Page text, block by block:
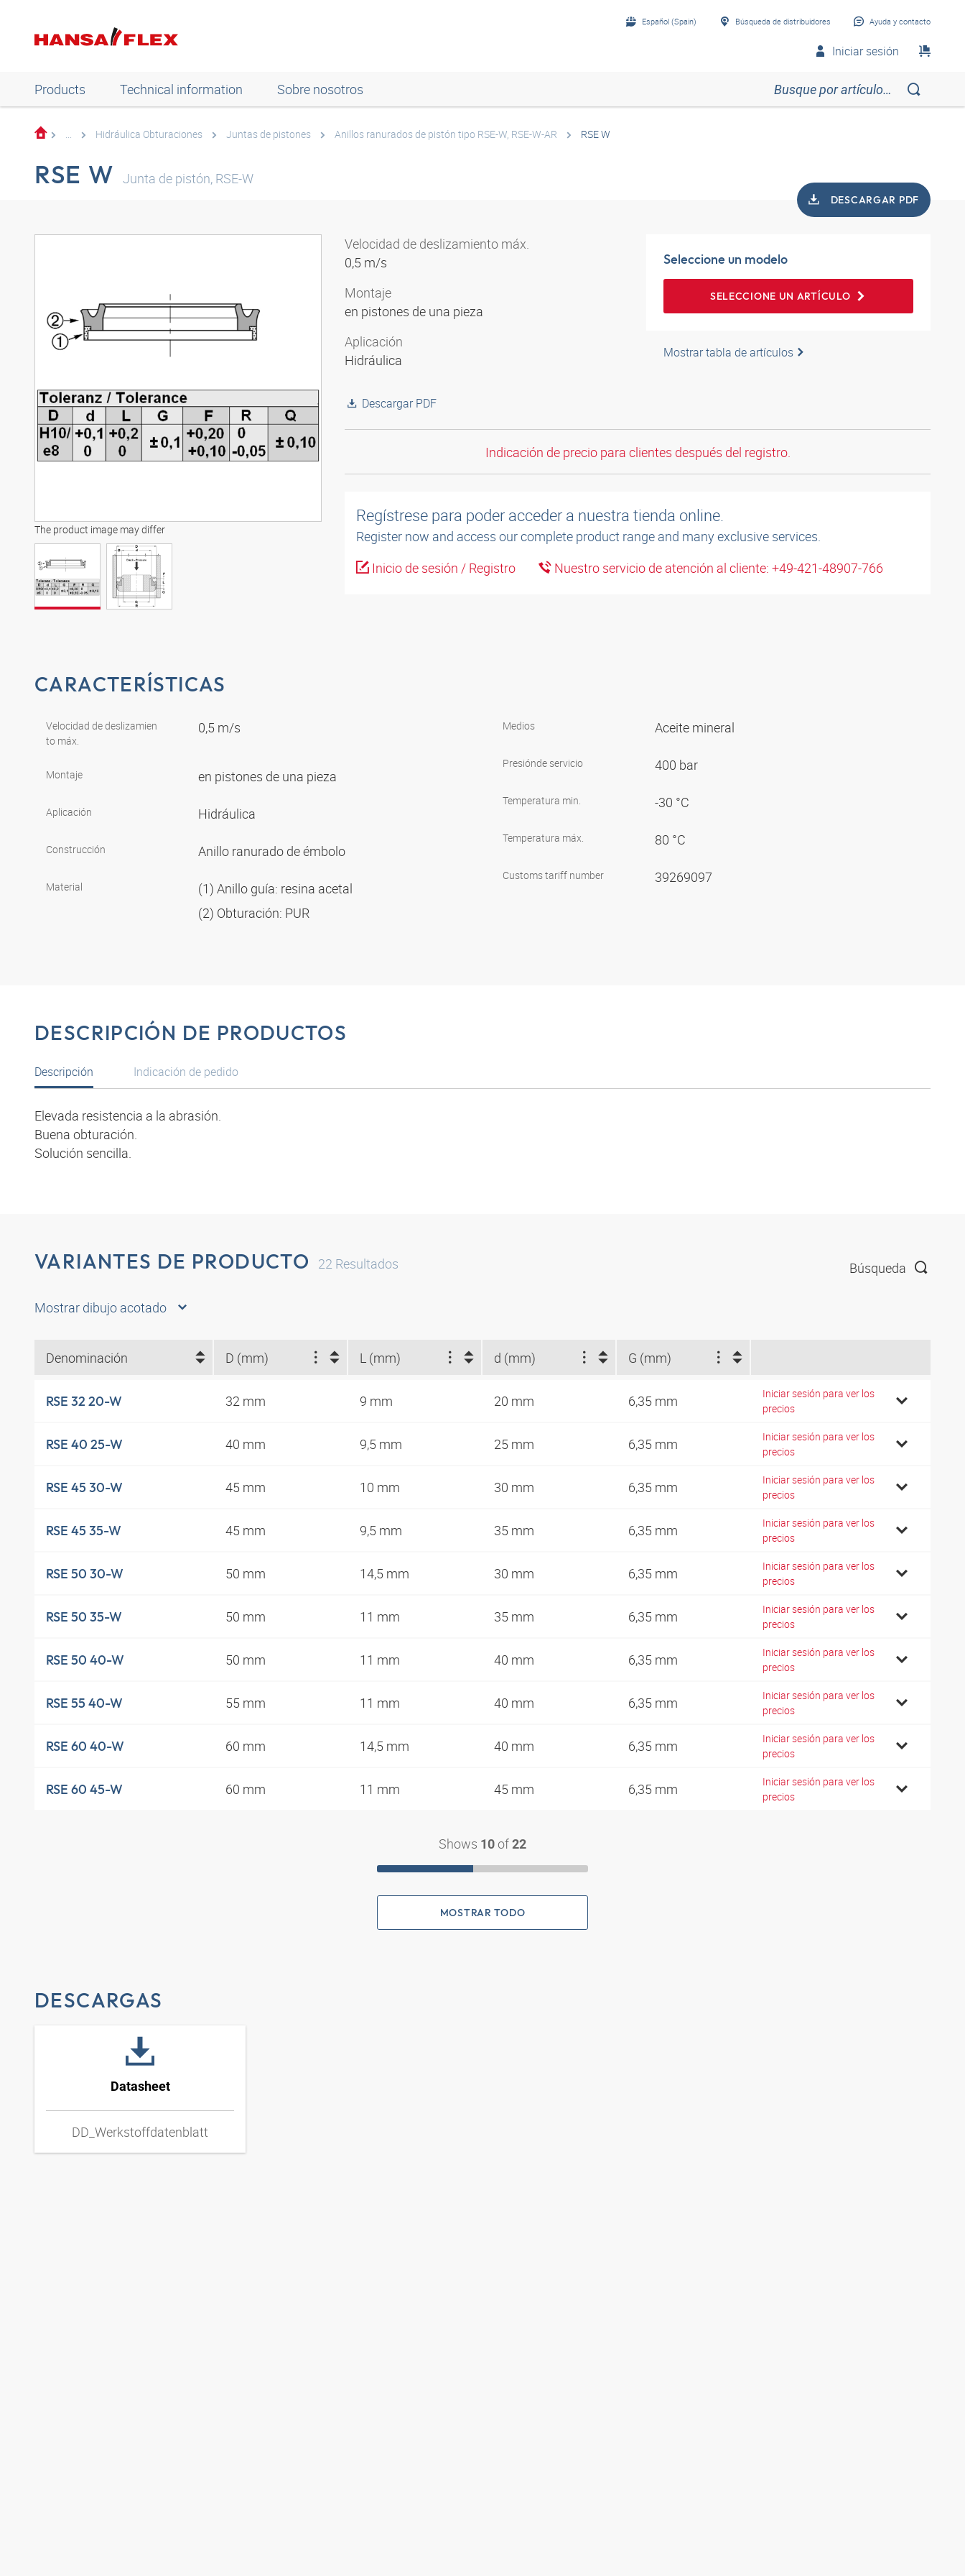
Español (Spain) Búsqueda de distribuidores Ayuda y contacto
Iniciar sesión
Products Technical information Sobre nosotros
... Hidráulica Obturaciones Juntas de pistones Anillos ranurados de pistón tipo RSE-W, RSE-W-AR RSE W
RSE W Junta de pistón, RSE-W
DESCARGAR PDF
The product image may differ
Velocidad de deslizamiento máx.
0,5 m/s
Montaje
en pistones de una pieza
Aplicación
Hidráulica
Descargar PDF
Seleccione un modelo
SELECCIONE UN ARTÍCULO
Mostrar tabla de artículos
Indicación de precio para clientes después del registro.
Regístrese para poder acceder a nuestra tienda online.
Register now and access our complete product range and many exclusive services.
Inicio de sesión / Registro
Nuestro servicio de atención al cliente: +49-421-48907-766
CARACTERÍSTICAS
Velocidad de deslizamien
to máx.
0,5 m/s
Montaje en pistones de una pieza
Aplicación Hidráulica
Construcción Anillo ranurado de émbolo
Material
(1) Anillo guía: resina acetal
(2) Obturación: PUR
Medios Aceite mineral
Presiónde servicio 400 bar
Temperatura min. -30 °C
Temperatura máx. 80 °C
Customs tariff number 39269097
DESCRIPCIÓN DE PRODUCTOS
Descripción
Elevada resistencia a la abrasión.
Buena obturación.
Solución sencilla.
Indicación de pedido
VARIANTES DE PRODUCTO 22 Resultados Búsqueda
Mostrar dibujo acotado
Denominación D (mm) L (mm) d (mm) G (mm)
RSE 32 20-W 32 mm 9 mm 20 mm 6,35 mm
Iniciar sesión para ver los
precios
RSE 40 25-W 40 mm 9,5 mm 25 mm 6,35 mm
Iniciar sesión para ver los
precios
RSE 45 30-W 45 mm 10 mm 30 mm 6,35 mm
Iniciar sesión para ver los
precios
RSE 45 35-W 45 mm 9,5 mm 35 mm 6,35 mm
Iniciar sesión para ver los
precios
RSE 50 30-W 50 mm 14,5 mm 30 mm 6,35 mm
Iniciar sesión para ver los
precios
RSE 50 35-W 50 mm 11 mm 35 mm 6,35 mm
Iniciar sesión para ver los
precios
RSE 50 40-W 50 mm 11 mm 40 mm 6,35 mm
Iniciar sesión para ver los
precios
RSE 55 40-W 55 mm 11 mm 40 mm 6,35 mm
Iniciar sesión para ver los
precios
RSE 60 40-W 60 mm 14,5 mm 40 mm 6,35 mm
Iniciar sesión para ver los
precios
RSE 60 45-W 60 mm 11 mm 45 mm 6,35 mm
Iniciar sesión para ver los
precios
Shows 10 of 22
MOSTRAR TODO
DESCARGAS
Datasheet
DD_Werkstoffdatenblatt